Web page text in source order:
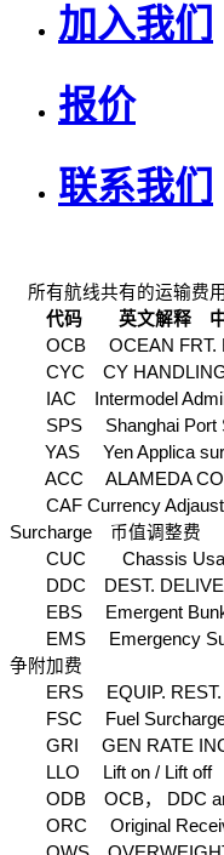
加入我们
报价
联系我们
所有航线共有的运输费用
代码　　英文解释　
OCB　 OCEAN FRT.
CYC　CY HANDLING
IAC　Intermodel
SPS　 Shanghai Port
YAS　 Yen Applica
ACC　 ALAMEDA
CAF Currency
Surcharge　币值调整费
CUC　　Chassis
DDC　DEST.
EBS　 Emergent
EMS　 Emergency
争附加费
ERS　 EQUIP. REST.
FSC　 Fuel Surcharge
GRI　 GEN RATE
LLO　 Lift on / Lift off
ODB　OCB， DDC
ORC　 Original